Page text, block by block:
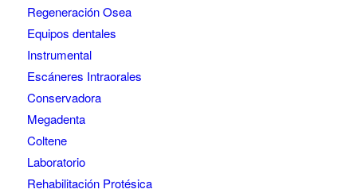
Regeneración Osea
Equipos dentales
Instrumental
Escáneres Intraorales
Conservadora
Megadenta
Coltene
Laboratorio
Rehabilitación Protésica